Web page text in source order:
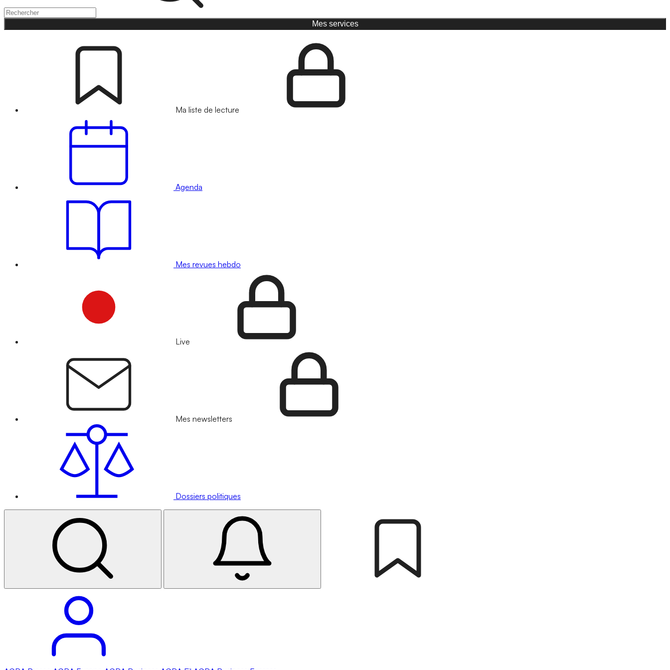
Mes services
Ma liste de lecture
Agenda
Mes revues hebdo
Live
Mes newsletters
Dossiers politiques